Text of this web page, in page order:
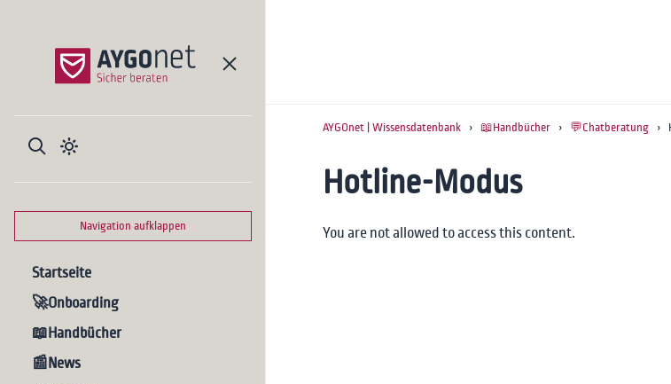
Navigation aufklappen
Startseite
🚀Onboarding
📖Handbücher
📰News
AYGOnet | Wissensdatenbank › 📖Handbücher › 💬Chatberatung ›
Hotline-Modus
You are not allowed to access this content.